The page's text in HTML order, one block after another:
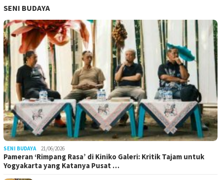
SENI BUDAYA
SENI BUDAYA 21/06/2026
Pameran ‘Rimpang Rasa’ di Kiniko Galeri: Kritik Tajam untuk
Yogyakarta yang Katanya Pusat …